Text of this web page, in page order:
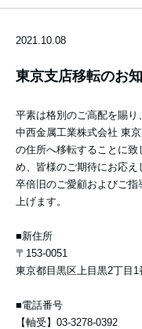
2021.10.08
東京支店移転のお
平素は格別のご高配を賜り
中西金属工業株式会社 東
の住所へ移転することに
め、皆様のご期待にお応
卒倍旧のご愛顧およびご
上げます。
■新住所
〒153-0051
東京都目黒区上目黒2丁目
■電話番号
【軸受】03-3278-0392